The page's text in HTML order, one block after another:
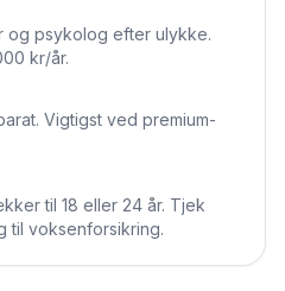
og psykolog efter ulykke.
kr/år.
Vigtigst ved premium-
til 18 eller 24 år. Tjek
til voksenforsikring.